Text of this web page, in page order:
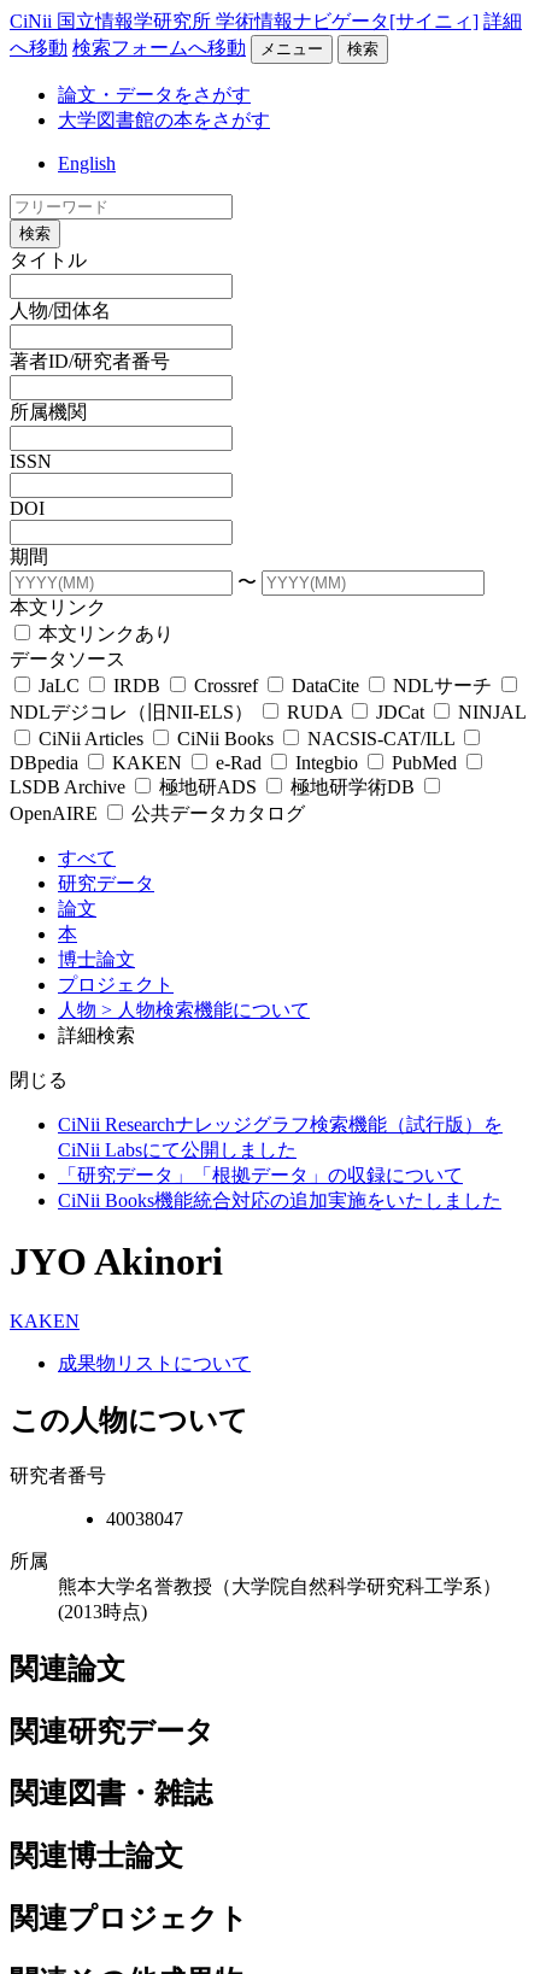
CiNii 国立情報学研究所 学術情報ナビゲータ[サイニィ] 詳細
へ移動 検索フォームへ移動 メニュー 検索
論文・データをさがす
大学図書館の本をさがす
English
検索
タイトル
人物/団体名
著者ID/研究者番号
所属機関
ISSN
DOI
期間
〜
本文リンク
本文リンクあり
データソース
JaLC
IRDB Crossref DataCite
NDLサーチ
NDLデジコレ（旧NII-ELS）
RUDA JDCat
NINJAL
CiNii Articles
CiNii Books
NACSIS-CAT/ILL
DBpedia
KAKEN e-Rad Integbio
PubMed
LSDB Archive
極地研ADS
極地研学術DB
OpenAIRE
公共データカタログ
すべて
研究データ
論文
本
博士論文
プロジェクト
人物 > 人物検索機能について
詳細検索
閉じる
CiNii Researchナレッジグラフ検索機能（試行版）を
CiNii Labsにて公開しました
「研究データ」「根拠データ」の収録について
CiNii Books機能統合対応の追加実施をいたしました
JYO Akinori
KAKEN
成果物リストについて
この人物について
研究者番号
40038047
所属
熊本大学名誉教授（大学院自然科学研究科工学系）
(2013時点)
関連論文
関連研究データ
関連図書・雑誌
関連博士論文
関連プロジェクト